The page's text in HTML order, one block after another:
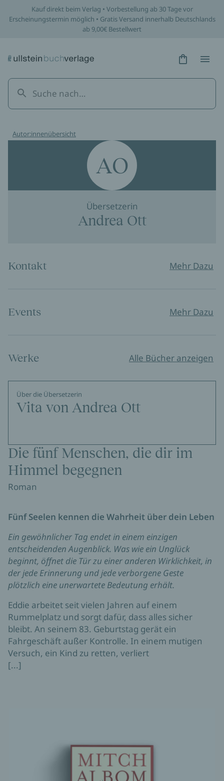
Kauf direkt beim Verlag • Vorbestellung ab 30 Tage vor
Erscheinungstermin möglich • Gratis Versand innerhalb Deutschlands
ab 9,00€ Bestellwert
Hidden
Autor:innenübersicht
AO
Übersetzerin
Andrea Ott
Kontakt Mehr Dazu
Events Mehr Dazu
Werke Alle Bücher anzeigen
Über die Übersetzerin
Vita von Andrea Ott
Die fünf Menschen, die dir im
Himmel begegnen
Roman
Fünf Seelen kennen die Wahrheit über dein Leben
Ein gewöhnlicher Tag endet in einem einzigen
entscheidenden Augenblick. Was wie ein Unglück
beginnt, öffnet die Tür zu einer anderen Wirklichkeit, in
der jede Erinnerung und jede verborgene Geste
plötzlich eine unerwartete Bedeutung erhält.
Eddie arbeitet seit vielen Jahren auf einem
Rummelplatz und sorgt dafür, dass alles sicher
bleibt. An seinem 83. Geburtstag gerät ein
Fahrgeschäft außer Kontrolle. In einem mutigen
Versuch, ein Kind zu retten, verliert
[...]